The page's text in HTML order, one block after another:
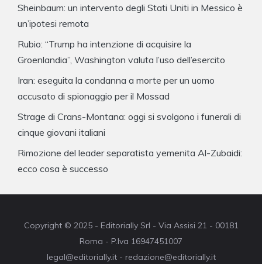
Sheinbaum: un intervento degli Stati Uniti in Messico è
un’ipotesi remota
Rubio: “Trump ha intenzione di acquisire la
Groenlandia”, Washington valuta l’uso dell’esercito
Iran: eseguita la condanna a morte per un uomo
accusato di spionaggio per il Mossad
Strage di Crans-Montana: oggi si svolgono i funerali di
cinque giovani italiani
Rimozione del leader separatista yemenita Al-Zubaidi:
ecco cosa è successo
Copyright © 2025 - Editorially Srl - Via Assisi 21 - 00181
Roma - P.Iva 16947451007
legal@editorially.it - redazione@editorially.it